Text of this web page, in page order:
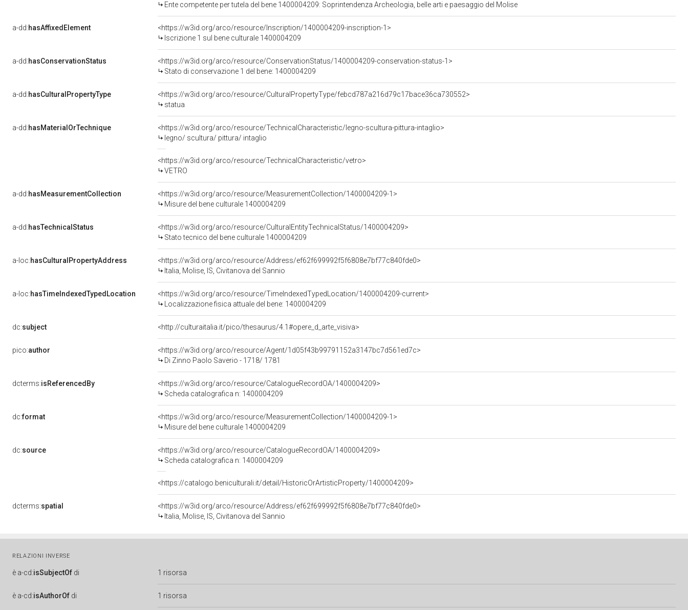
Ente competente per tutela del bene 1400004209: Soprintendenza Archeologia, belle arti e paesaggio del Molise
a-dd:hasAffixedElement
<https://w3id.org/arco/resource/Inscription/1400004209-inscription-1>
Iscrizione 1 sul bene culturale 1400004209
a-dd:hasConservationStatus
<https://w3id.org/arco/resource/ConservationStatus/1400004209-conservation-status-1>
Stato di conservazione 1 del bene: 1400004209
a-dd:hasCulturalPropertyType
<https://w3id.org/arco/resource/CulturalPropertyType/febcd787a216d79c17bace36ca730552>
statua
a-dd:hasMaterialOrTechnique
<https://w3id.org/arco/resource/TechnicalCharacteristic/legno-scultura-pittura-intaglio>
legno/ scultura/ pittura/ intaglio
<https://w3id.org/arco/resource/TechnicalCharacteristic/vetro>
VETRO
a-dd:hasMeasurementCollection
<https://w3id.org/arco/resource/MeasurementCollection/1400004209-1>
Misure del bene culturale 1400004209
a-dd:hasTechnicalStatus
<https://w3id.org/arco/resource/CulturalEntityTechnicalStatus/1400004209>
Stato tecnico del bene culturale 1400004209
a-loc:hasCulturalPropertyAddress
<https://w3id.org/arco/resource/Address/ef62f699992f5f6808e7bf77c840fde0>
Italia, Molise, IS, Civitanova del Sannio
a-loc:hasTimeIndexedTypedLocation
<https://w3id.org/arco/resource/TimeIndexedTypedLocation/1400004209-current>
Localizzazione fisica attuale del bene: 1400004209
dc:subject <http://culturaitalia.it/pico/thesaurus/4.1#opere_d_arte_visiva>
pico:author
<https://w3id.org/arco/resource/Agent/1d05f43b99791152a3147bc7d561ed7c>
Di Zinno Paolo Saverio - 1718/ 1781
dcterms:isReferencedBy
<https://w3id.org/arco/resource/CatalogueRecordOA/1400004209>
Scheda catalografica n: 1400004209
dc:format
<https://w3id.org/arco/resource/MeasurementCollection/1400004209-1>
Misure del bene culturale 1400004209
dc:source
<https://w3id.org/arco/resource/CatalogueRecordOA/1400004209>
Scheda catalografica n: 1400004209
<https://catalogo.beniculturali.it/detail/HistoricOrArtisticProperty/1400004209>
dcterms:spatial
<https://w3id.org/arco/resource/Address/ef62f699992f5f6808e7bf77c840fde0>
Italia, Molise, IS, Civitanova del Sannio
RELAZIONI INVERSE
è a-cd:isSubjectOf di 1 risorsa
è a-cd:isAuthorOf di 1 risorsa